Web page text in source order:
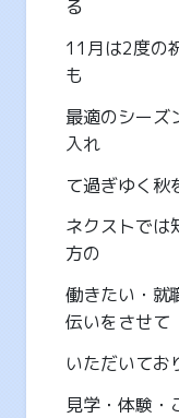
る
11月は2度の
も
最適のシーズ
入れ
て過ぎゆく秋
ネクストでは
方の
働きたい・就
伝いをさせて
いただいてお
見学・体験・